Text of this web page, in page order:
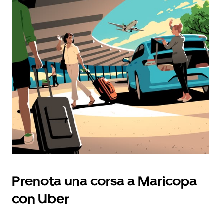
Prenota una corsa a Maricopa
con Uber